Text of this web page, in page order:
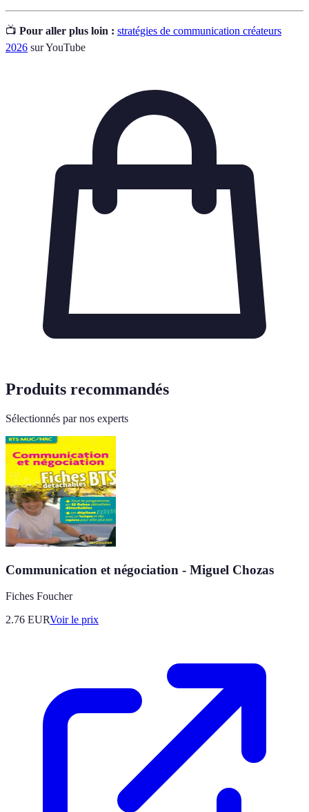
📺 Pour aller plus loin : stratégies de communication créateurs
2026 sur YouTube
Produits recommandés
Sélectionnés par nos experts
Communication et négociation - Miguel Chozas
Fiches Foucher
2.76 EURVoir le prix